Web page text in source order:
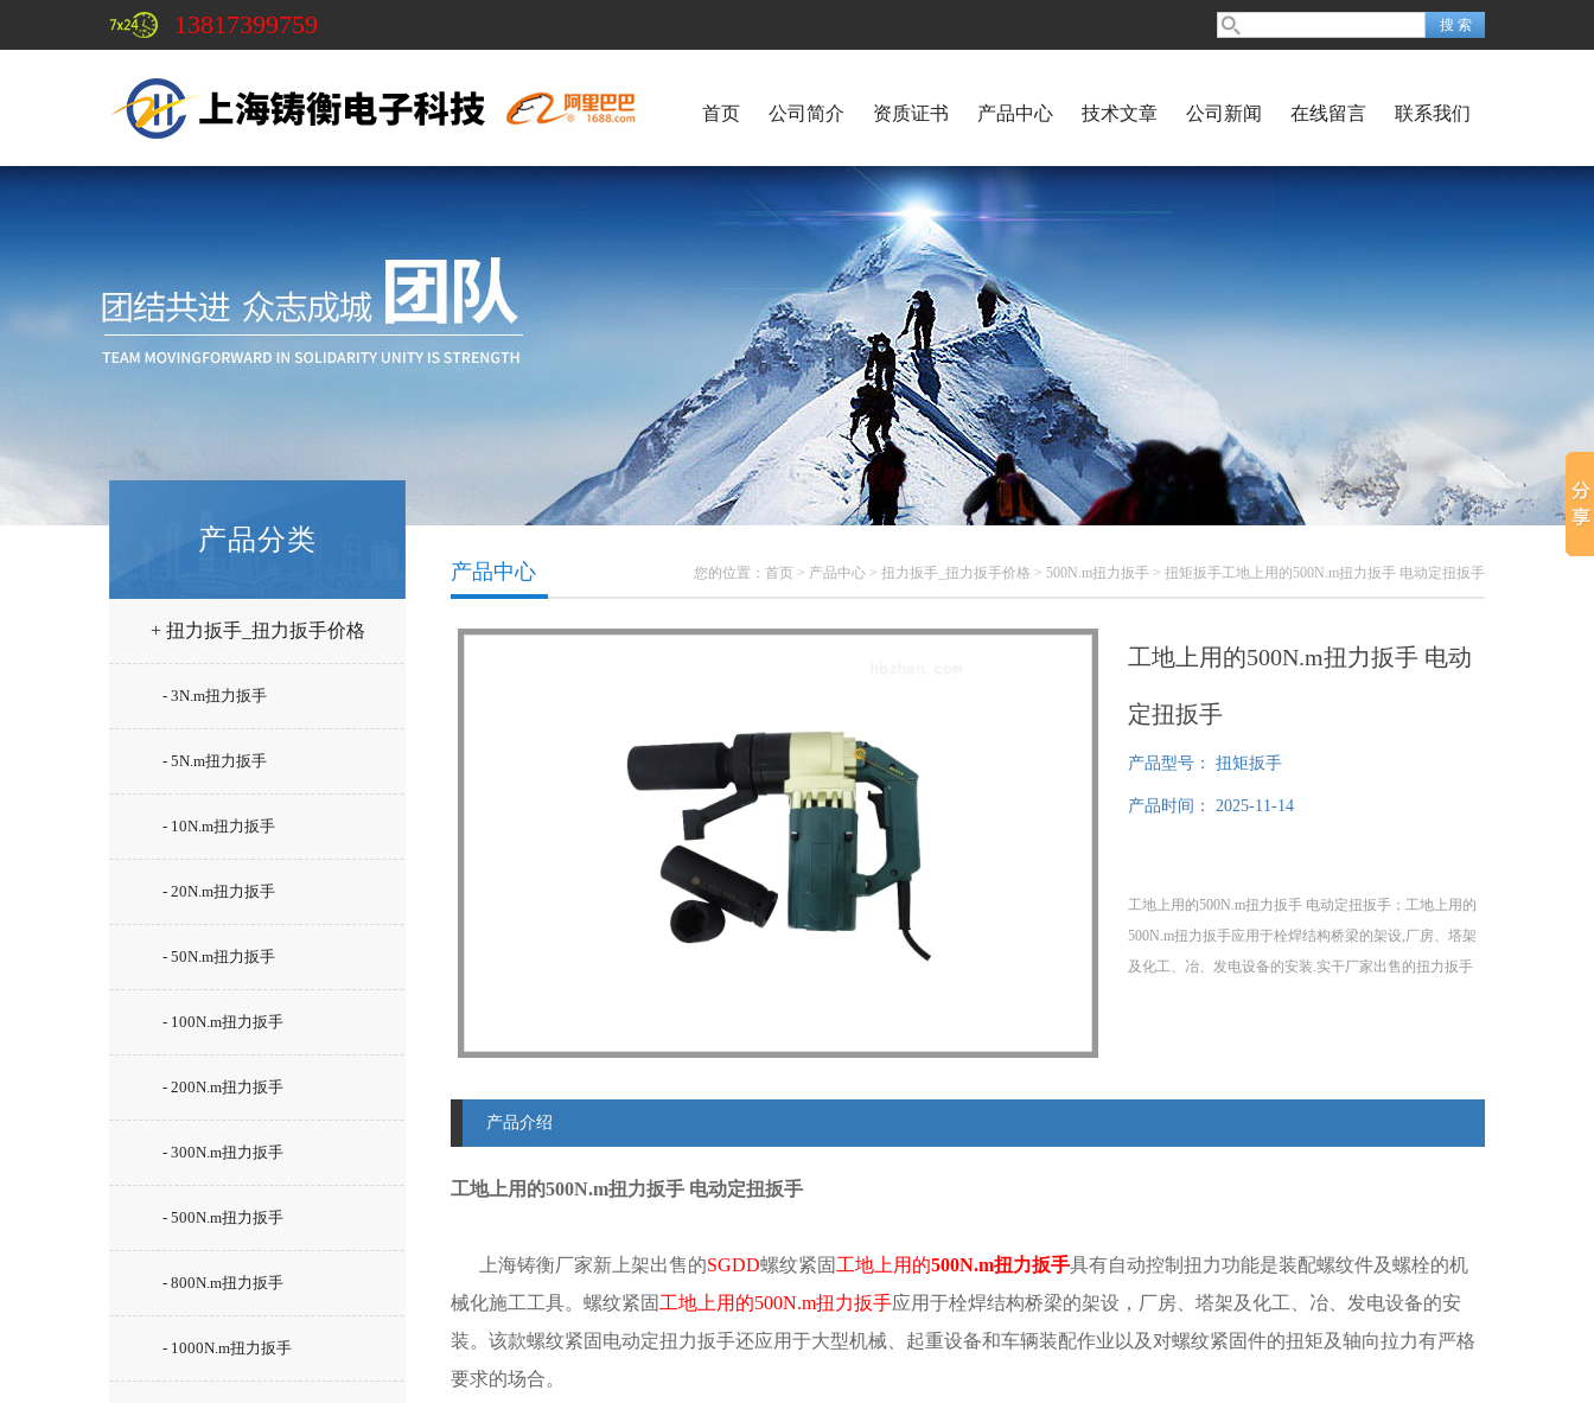
13817399759
首页 公司简介 资质证书 产品中心 技术文章 公司新闻 在线留言 联系我们
产品分类
+ 扭力扳手_扭力扳手价格
- 3N.m扭力扳手
- 5N.m扭力扳手
- 10N.m扭力扳手
- 20N.m扭力扳手
- 50N.m扭力扳手
- 100N.m扭力扳手
- 200N.m扭力扳手
- 300N.m扭力扳手
- 500N.m扭力扳手
- 800N.m扭力扳手
- 1000N.m扭力扳手
您的位置： 首页 > 产品中心 > 扭力扳手_扭力扳手价格 > 500N.m扭力扳手 > 扭矩扳手工地上用的500N.m扭力扳手 电动定扭扳手
产品中心
工地上用的500N.m扭力扳手 电动
定扭扳手
产品型号： 扭矩扳手
产品时间： 2025-11-14
工地上用的500N.m扭力扳手 电动定扭扳手；工地上用的
500N.m扭力扳手应用于栓焊结构桥梁的架设,厂房、塔架
及化工、冶、发电设备的安装.实干厂家出售的扭力扳手
产品介绍
工地上用的500N.m扭力扳手 电动定扭扳手
上海铸衡厂家新上架出售的SGDD螺纹紧固 工地上用的500N.m扭力扳手具有自动控制扭力功能是装配螺纹件及螺栓的机
械化施工工具。螺纹紧固 工地上用的500N.m扭力扳手应用于栓焊结构桥梁的架设，厂房、塔架及化工、冶、发电设备的安
装。该款螺纹紧固电动定扭力扳手还应用于大型机械、起重设备和车辆装配作业以及对螺纹紧固件的扭矩及轴向拉力有严格
要求的场合。